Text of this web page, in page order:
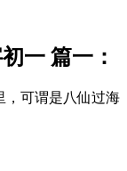
一 篇一：
可谓是八仙过海